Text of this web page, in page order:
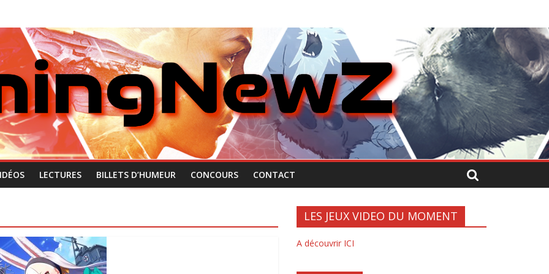
LECTURES BILLETS D’HUMEUR CONCOURS CONTACT
LES JEUX VIDEO DU MOMENT
A découvrir ICI